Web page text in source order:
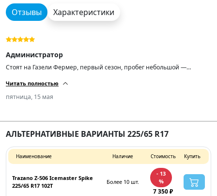
Отзывы Характеристики
Администратор
Стоят на Газели Фермер, первый сезон, пробег небольшой —
каше, с торможением и разгоном всё в порядке. Сравниваю с
прошлой Камой-520 Евро, у той уже на второй сезон шипы
посыпались при почти новом протекторе.
Читать полностью
пятница, 15 мая
АЛЬТЕРНАТИВНЫЕ ВАРИАНТЫ 225/65 R17
Наименование Наличие Стоимость Купить
Trazano Z-506 Icemaster Spike
225/65 R17 102T
Более 10 шт.
- 13
%
7 350 ₽